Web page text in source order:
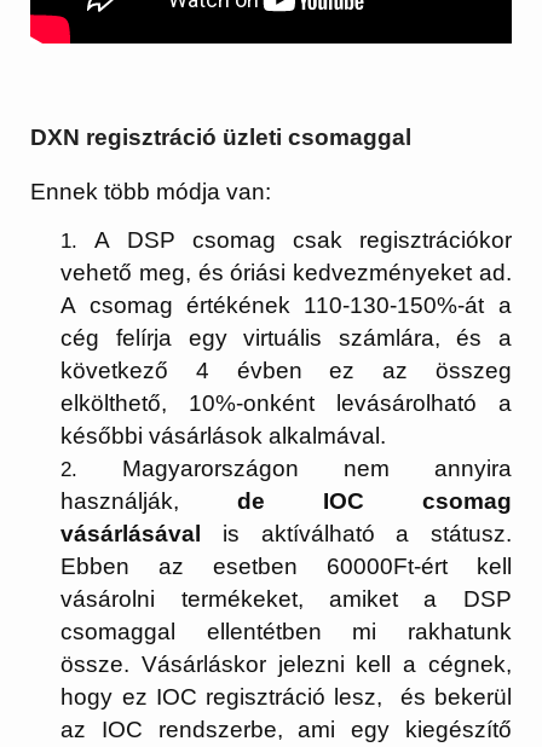
DXN regisztráció üzleti csomaggal
Ennek több módja van:
A DSP csomag csak regisztrációkor
vehető meg, és óriási kedvezményeket ad.
A csomag értékének 110-130-150%-át a
cég felírja egy virtuális számlára, és a
következő 4 évben ez az összeg
elkölthető, 10%-onként levásárolható a
későbbi vásárlások alkalmával.
Magyarországon nem annyira
használják,de IOC csomag
vásárlásával
is aktíválható a státusz.
Ebben az esetben 60000Ft-ért kell
vásárolni termékeket, amiket a DSP
csomaggal ellentétben mi rakhatunk
össze. Vásárláskor jelezni kell a cégnek,
hogy ez IOC regisztráció lesz, és bekerül
az IOC rendszerbe, ami egy kiegészítő